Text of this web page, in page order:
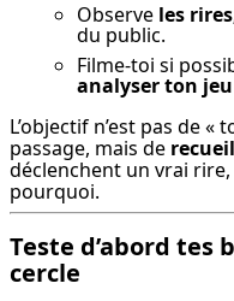
Observe les
du public.
Filme-toi si
analyser ton
L’objectif n’est pas de
passage, mais de
déclenchent un vrai
pourquoi.
Teste d’abord
cercle